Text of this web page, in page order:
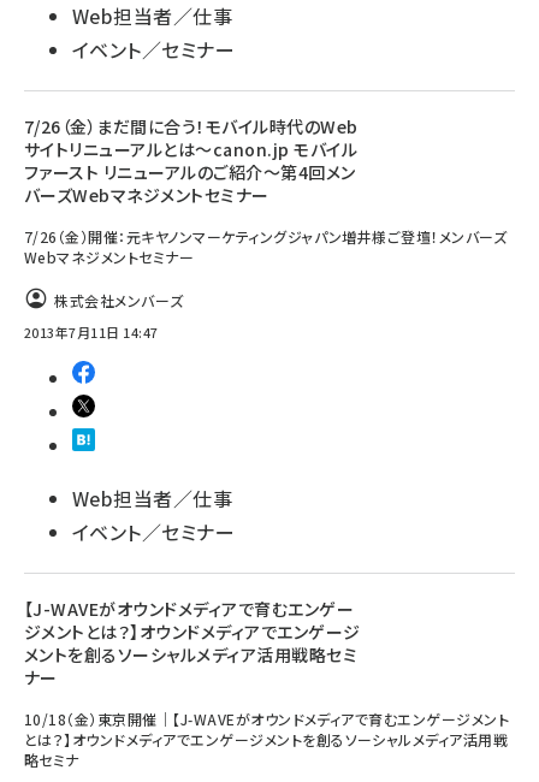
Web担当者／仕事
イベント／セミナー
7/26（金）まだ間に合う！モバイル時代のWeb
サイトリニューアルとは～canon.jp モバイル
ファースト リニューアルのご紹介～第4回メン
バーズWebマネジメントセミナー
7/26（金）開催：元キヤノンマーケティングジャパン増井様ご登壇！メンバーズ
Webマネジメントセミナー
株式会社メンバーズ
2013年7月11日 14:47
Web担当者／仕事
イベント／セミナー
【J-WAVEがオウンドメディアで育むエンゲー
ジメントとは？】オウンドメディアでエンゲージ
メントを創るソーシャルメディア活用戦略セミ
ナー
10/18（金）東京開催｜【J-WAVEがオウンドメディアで育むエンゲージメント
とは？】オウンドメディアでエンゲージメントを創るソーシャルメディア活用戦
略セミナ